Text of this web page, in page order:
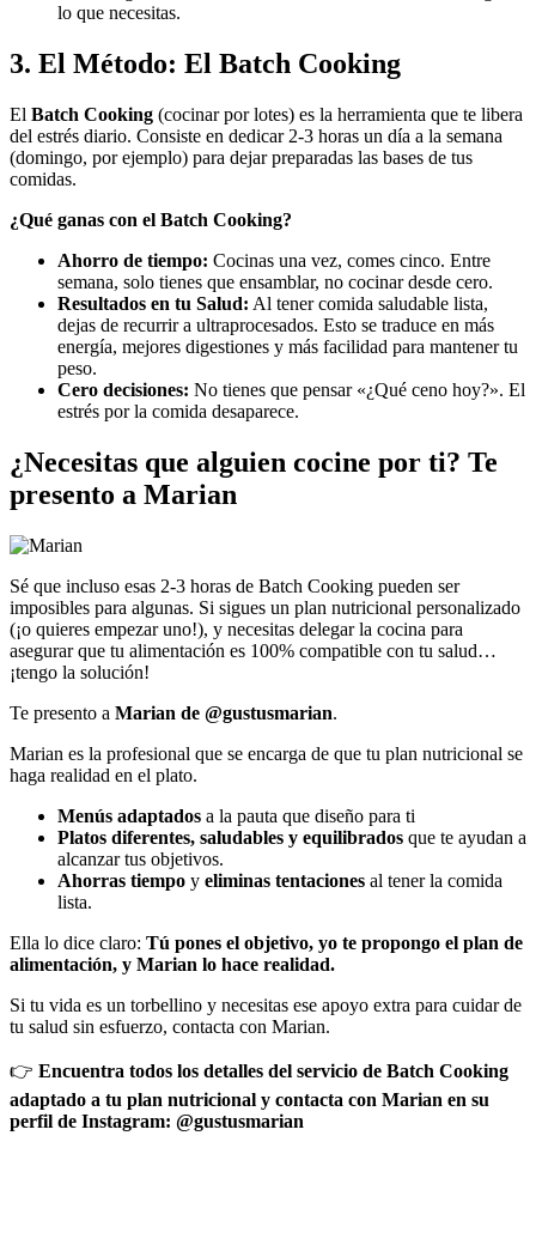
lo que necesitas.
3. El Método: El Batch Cooking
El Batch Cooking (cocinar por lotes) es la herramienta que te libera
del estrés diario. Consiste en dedicar 2-3 horas un día a la semana
(domingo, por ejemplo) para dejar preparadas las bases de tus
comidas.
¿Qué ganas con el Batch Cooking?
Ahorro de tiempo: Cocinas una vez, comes cinco. Entre
semana, solo tienes que ensamblar, no cocinar desde cero.
Resultados en tu Salud: Al tener comida saludable lista,
dejas de recurrir a ultraprocesados. Esto se traduce en más
energía, mejores digestiones y más facilidad para mantener tu
peso.
Cero decisiones: No tienes que pensar «¿Qué ceno hoy?». El
estrés por la comida desaparece.
¿Necesitas que alguien cocine por ti? Te
presento a Marian
Sé que incluso esas 2-3 horas de Batch Cooking pueden ser
imposibles para algunas. Si sigues un plan nutricional personalizado
(¡o quieres empezar uno!), y necesitas delegar la cocina para
asegurar que tu alimentación es 100% compatible con tu salud…
¡tengo la solución!
Te presento a Marian de @gustusmarian.
Marian es la profesional que se encarga de que tu plan nutricional se
haga realidad en el plato.
Menús adaptados a la pauta que diseño para ti
Platos diferentes, saludables y equilibrados que te ayudan a
alcanzar tus objetivos.
Ahorras tiempo y eliminas tentaciones al tener la comida
lista.
Ella lo dice claro: Tú pones el objetivo, yo te propongo el plan de
alimentación, y Marian lo hace realidad.
Si tu vida es un torbellino y necesitas ese apoyo extra para cuidar de
tu salud sin esfuerzo, contacta con Marian.
👉 Encuentra todos los detalles del servicio de Batch Cooking
adaptado a tu plan nutricional y contacta con Marian en su
perfil de Instagram: @gustusmarian